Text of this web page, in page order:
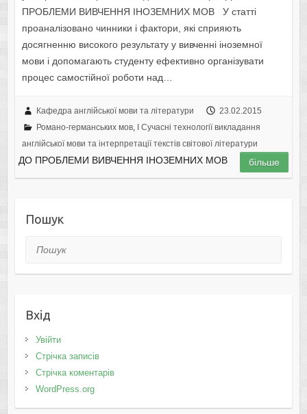
ПРОБЛЕМИ ВИВЧЕННЯ ІНОЗЕМНИХ МОВ У статті
проаналізовано чинники і фактори, які сприяють
досягненню високого результату у вивченні іноземної
мови і допомагають студенту ефективно організувати
процес самостійної роботи над…
Кафедра англійської мови та літератури
23.02.2015
Романо-германських мов,
I Cучасні технології викладання
англійської мови та інтерпретації текстів світової літератури
ДО ПРОБЛЕМИ ВИВЧЕННЯ ІНОЗЕМНИХ МОВ більше
Пошук
Пошук
Вхід
Увійти
Стрічка записів
Стрічка коментарів
WordPress.org